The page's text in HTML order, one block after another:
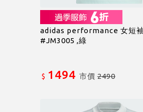
adidas performance 女短
#JM3005 ,綠
$ 1494 市價2490